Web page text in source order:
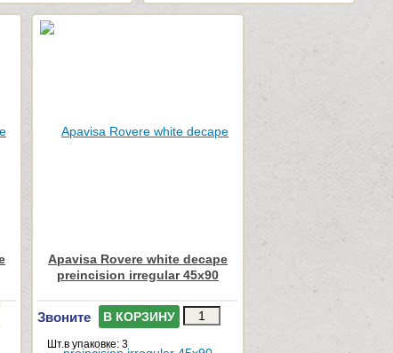
Apavisa Rovere white decape
preincision irregular 45x90
Звоните В КОРЗИНУ
Шт.в упаковке: 3